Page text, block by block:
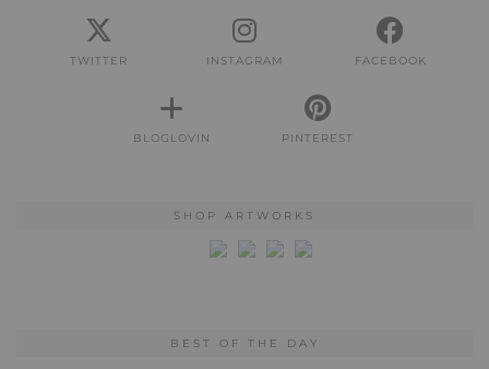
TWITTER INSTAGRAM FACEBOOK
BLOGLOVIN PINTEREST
SHOP ARTWORKS
BEST OF THE DAY